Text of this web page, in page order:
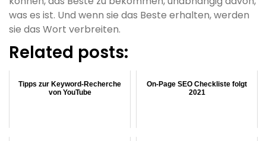
was es ist. Und wenn sie das Beste erhalten, werden
sie das Wort verbreiten.
Related posts:
Tipps zur Keyword-Recherche
von YouTube
On-Page SEO Checkliste folgt
2021